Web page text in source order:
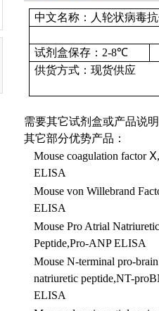
中文名称：人轮状病毒
试剂盒保存： 2-8℃
供货方式：现货供应
需要其它试剂盒或产品说
其它部分优势产品：
Mouse coagulation factor Ⅹ
ELISA
Mouse von Willebrand
ELISA
Mouse Pro Atrial Natriuretic
Peptide,Pro-ANP ELISA
Mouse N-terminal pro-brain
natriuretic peptide,NT-
ELISA